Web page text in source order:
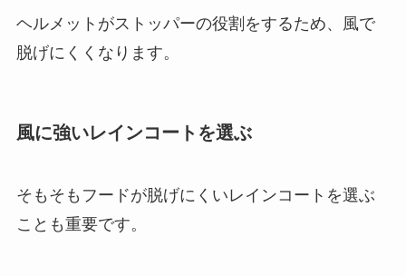
ヘルメットがストッパーの役割をするため、風で
脱げにくくなります。
風に強いレインコートを選ぶ
そもそもフードが脱げにくいレインコートを選ぶ
ことも重要です。